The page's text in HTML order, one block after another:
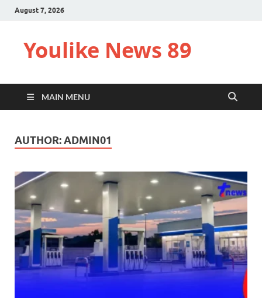
August 7, 2026
Youlike News 89
MAIN MENU
AUTHOR:ADMIN01